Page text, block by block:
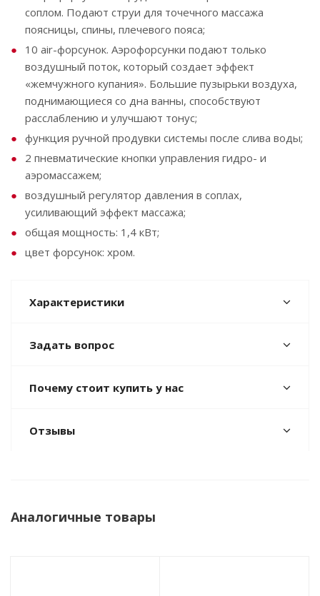
соплом. Подают струи для точечного массажа
поясницы, спины, плечевого пояса;
10 air-форсунок. Аэрофорсунки подают только
воздушный поток, который создает эффект
«жемчужного купания». Большие пузырьки воздуха,
поднимающиеся со дна ванны, способствуют
расслаблению и улучшают тонус;
функция ручной продувки системы после слива воды;
2 пневматические кнопки управления гидро- и
аэромассажем;
воздушный регулятор давления в соплах,
усиливающий эффект массажа;
общая мощность: 1,4 кВт;
цвет форсунок: хром.
Характеристики
Задать вопрос
Почему стоит купить у нас
Отзывы
Аналогичные товары